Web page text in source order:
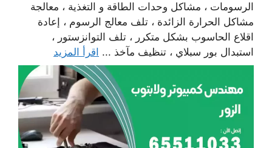
الرسومات ، مشاكل وحدات الطاقة و التغذية ، معالجة
مشاكل الحرارة الزائدة ، تلف معالج الرسوم ، إعادة
اقلاع الحاسوب بشكل متكرر ، تلف التوانزستور ،
استبدال بور سبلاي ، تنظيف مآخذ ... اقرأ المزيد